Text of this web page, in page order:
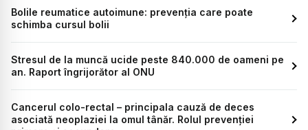
Bolile reumatice autoimune: prevenția care poate
schimba cursul bolii
Stresul de la muncă ucide peste 840.000 de oameni pe
an. Raport îngrijorător al ONU
Cancerul colo-rectal – principala cauză de deces
asociată neoplaziei la omul tânăr. Rolul prevenției